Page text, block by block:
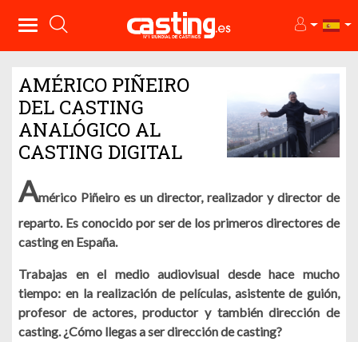
AMÉRICO PIÑEIRO
DEL CASTING
ANALÓGICO AL
CASTING DIGITAL
Américo Piñeiro es un director, realizador y director de
reparto. Es conocido por ser de los primeros directores de
casting en España.
Trabajas en el medio audiovisual desde hace mucho
tiempo: en la realización de películas, asistente de guión,
profesor de actores, productor y también dirección de
casting. ¿Cómo llegas a ser dirección de casting?